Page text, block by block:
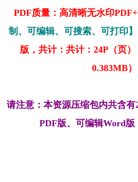
PDF质量：高清晰无水印
制、可编辑、可搜索、可打印】
版，共计：共计：24P（页）
0.383MB）
请注意：本资源压缩包内共含
PDF版、可编辑Word版